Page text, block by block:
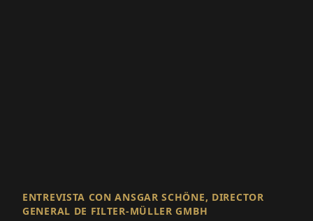
ENTREVISTA CON ANSGAR SCHÖNE, DIRECTOR
GENERAL DE FILTER-MÜLLER GMBH